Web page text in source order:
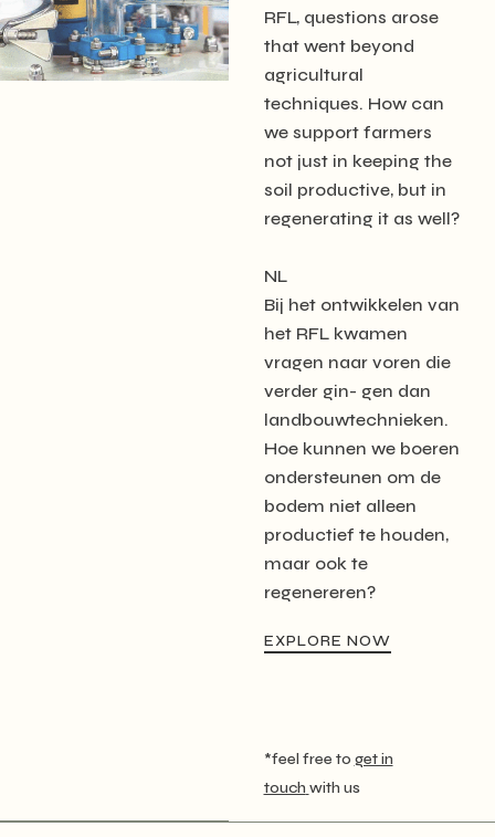
RFL, questions arose
that went beyond
agricultural
techniques. How can
we support farmers
not just in keeping the
soil productive, but in
regenerating it as well?
NL
Bij het ontwikkelen van
het RFL kwamen
vragen naar voren die
verder gin- gen dan
landbouwtechnieken.
Hoe kunnen we boeren
ondersteunen om de
bodem niet alleen
productief te houden,
maar ook te
regenereren?
EXPLORE NOW
*feel free to get in
touch with us